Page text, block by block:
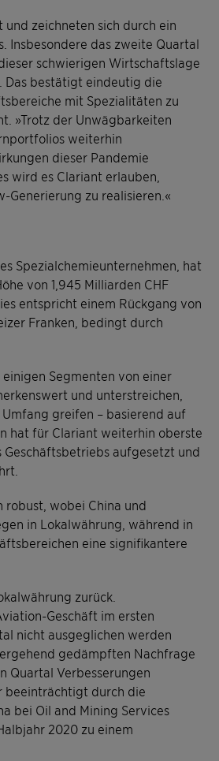
zeichneten sich durch ein
Insbesondere das zweite Quartal
schwierigen Wirtschaftslage
Das bestätigt eindeutig die
mit Spezialitäten zu
»Trotz der Unwägbarkeiten
weiterhin
dieser Pandemie
wird es Clariant erlauben,
Generierung zu realisieren.«
Spezialchemieunternehmen, hat
von 1,945 Milliarden CHF
entspricht einem Rückgang von
Franken, bedingt durch
Segmenten von einer
und unterstreichen,
greifen – basierend auf
hat für Clariant weiterhin oberste
aufgesetzt und
wobei China und
in Lokalwährung, während in
eine signifikantere
zurück.
Geschäft im ersten
nicht ausgeglichen werden
gedämpften Nachfrage
Quartal Verbesserungen
beeinträchtigt durch die
bei Oil and Mining Services
2020 zu einem